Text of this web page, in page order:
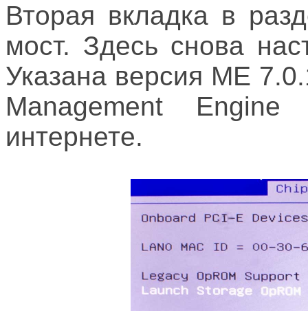
Вторая вкладка в
мост. Здесь снова
Указана версия ME
Management
интернете.